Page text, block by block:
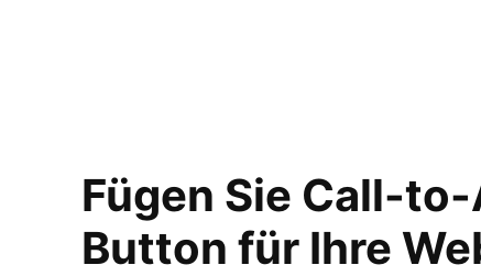
Fügen Sie Call-
Button für Ihre